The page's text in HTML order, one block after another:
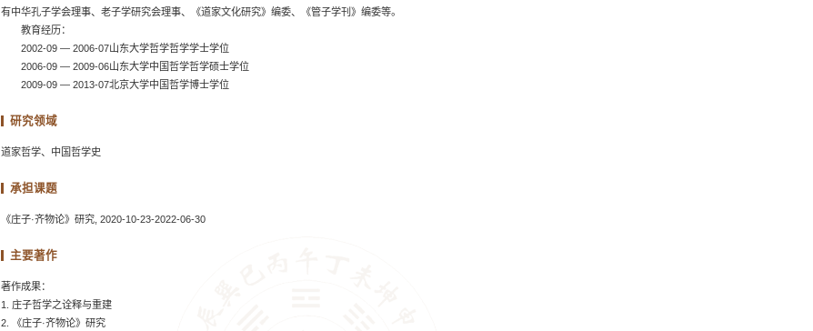
有中华孔子学会理事、老子学研究会理事、《道家文化研究》编委、《管子学刊》编委等。
教育经历：
2002-09 — 2006-07山东大学哲学哲学学士学位
2006-09 — 2009-06山东大学中国哲学哲学硕士学位
2009-09 — 2013-07北京大学中国哲学博士学位
研究领域
道家哲学、中国哲学史
承担课题
《庄子·齐物论》研究, 2020-10-23-2022-06-30
主要著作
著作成果：
1. 庄子哲学之诠释与重建
2. 《庄子·齐物论》研究